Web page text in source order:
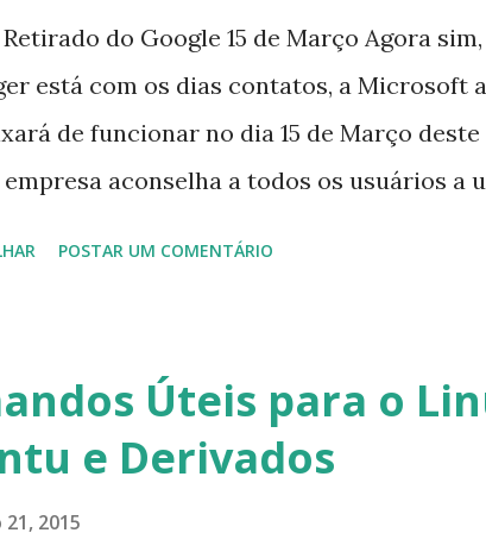
do Google 15 de Março Agora
está com os dias contatos, a Microsoft
de funcionar no dia 15 de Março deste
empresa aconselha a todos os usuários a
Acho o Skype melhor que o Windows
de TI) , mesmo na versão para
outras opções e o Pidgin, que se
POSTAR UM COMENTÁRIO
Úteis para o
e Derivados
2015